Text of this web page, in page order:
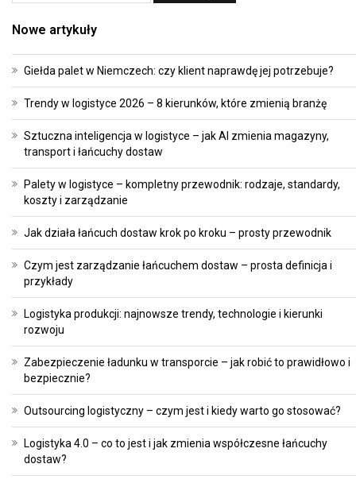
Nowe artykuły
Giełda palet w Niemczech: czy klient naprawdę jej potrzebuje?
Trendy w logistyce 2026 – 8 kierunków, które zmienią branżę
Sztuczna inteligencja w logistyce – jak AI zmienia magazyny,
transport i łańcuchy dostaw
Palety w logistyce – kompletny przewodnik: rodzaje, standardy,
koszty i zarządzanie
Jak działa łańcuch dostaw krok po kroku – prosty przewodnik
Czym jest zarządzanie łańcuchem dostaw – prosta definicja i
przykłady
Logistyka produkcji: najnowsze trendy, technologie i kierunki
rozwoju
Zabezpieczenie ładunku w transporcie – jak robić to prawidłowo i
bezpiecznie?
Outsourcing logistyczny – czym jest i kiedy warto go stosować?
Logistyka 4.0 – co to jest i jak zmienia współczesne łańcuchy
dostaw?